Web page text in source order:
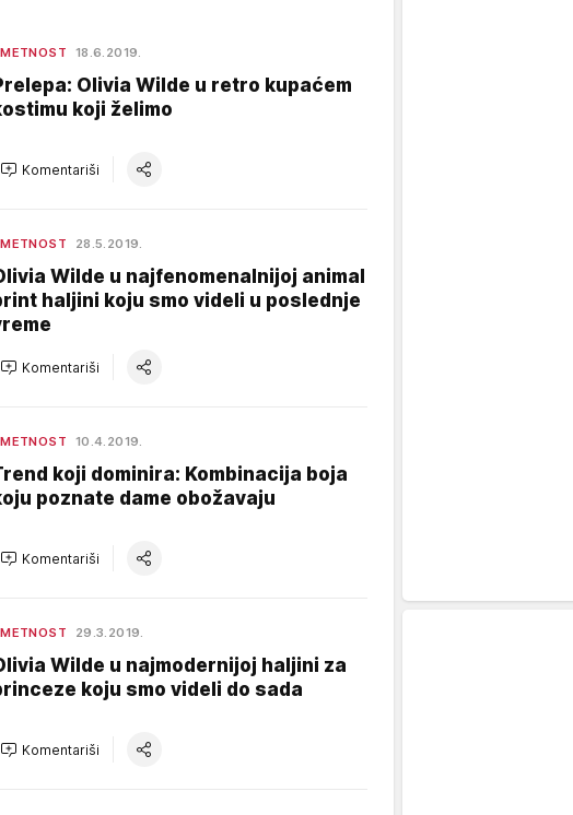
18.6.2019.
Olivia Wilde u retro kupaćem
koji želimo
Komentariši
28.5.2019.
Wilde u najfenomenalnijoj animal
haljini koju smo videli u poslednje
Komentariši
10.4.2019.
koji dominira: Kombinacija boja
poznate dame obožavaju
Komentariši
29.3.2019.
Wilde u najmodernijoj haljini za
koju smo videli do sada
Komentariši